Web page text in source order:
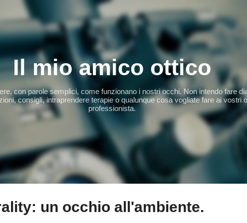
Passa ai contenuti principali
Il mio amico ottico
con parole semplici, come funzionano i nostri occhi. Non intendo fare
consigli, intraprendere terapie o qualunque cosa vogliate fare ai vostri
professionista.
un occhio all'ambiente.